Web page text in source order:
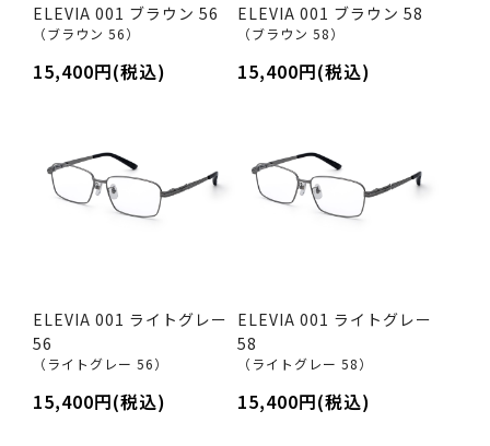
ELEVIA 001 ブラウン 56
（ブラウン 56）
15,400円(税込)
ELEVIA 001 ブラウン 58
（ブラウン 58）
15,400円(税込)
ELEVIA 001 ライトグレー
56
（ライトグレー 56）
15,400円(税込)
ELEVIA 001 ライトグレー
58
（ライトグレー 58）
15,400円(税込)